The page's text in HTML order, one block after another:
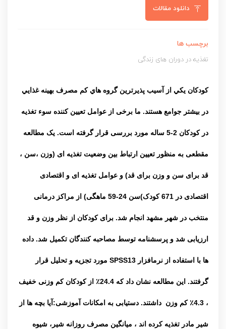
دانلود مقالات
برچسب ها
تغذیه در دوران های زندگی
كودكان يكي از آسيب پذيرترين گروه هاي كم مصرف بهينه غذايي
در بيشتر جوامع هستند. ما برخی از عوامل تعیین کننده سوء تغذیه
در کودکان 2-5 ساله مورد بررسی قرار گرفته است . یک مطالعه
مقطعی به منظور تعیین ارتباط بین وضعیت تغذیه ای (وزن ،سن ،
قد برای سن و وزن برای قد) و عوامل تغذیه ای و اقتصادی
اقتصادی در 671 کودک ) سن 24-59 ماهگی) از مراکز درمانی
منتخب در شهر مشهد انجام شد. برای کودکان از نظر وزن و قد
ارزیابی شد و پرسشنامه توسط مصاحبه كنندگان تكميل شد. داده
ها با استفاده از نرمافزار مورد تجزيه و تحليل قرار
گرفتند. این مطالعه نشان داد كه 24.4٪ از كودكان كم وزنی خفیف
، 4.3٪ كم وزن داشتند. دستیابی به امکانات آموزشی:آیا بچه ها از
شیر مادر تغذیه کرده اند ، میانگین مصرف روزانه شیر، شیوه